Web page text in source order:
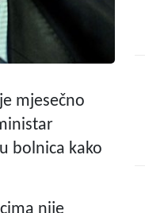
mjesečno
bolnica kako